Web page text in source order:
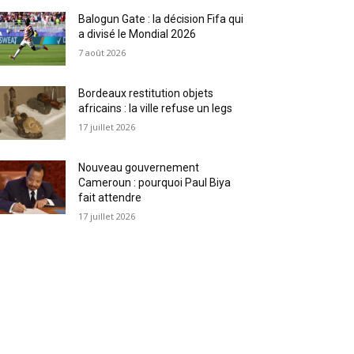
Balogun Gate : la décision Fifa qui
a divisé le Mondial 2026
7 août 2026
Bordeaux restitution objets
africains : la ville refuse un legs
17 juillet 2026
Nouveau gouvernement
Cameroun : pourquoi Paul Biya
fait attendre
17 juillet 2026